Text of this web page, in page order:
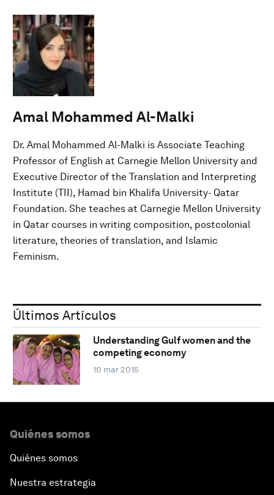
Amal Mohammed Al-Malki
Dr. Amal Mohammed Al-Malki is Associate Teaching
Professor of English at Carnegie Mellon University and
Executive Director of the Translation and Interpreting
Institute (TII), Hamad bin Khalifa University- Qatar
Foundation. She teaches at Carnegie Mellon University
in Qatar courses in writing composition, postcolonial
literature, theories of translation, and Islamic
Feminism.
Últimos Artículos
Understanding Gulf women and the
competing economy
10 mar 2015
Quiénes somos
Quiénes somos
Nuestra estrategia